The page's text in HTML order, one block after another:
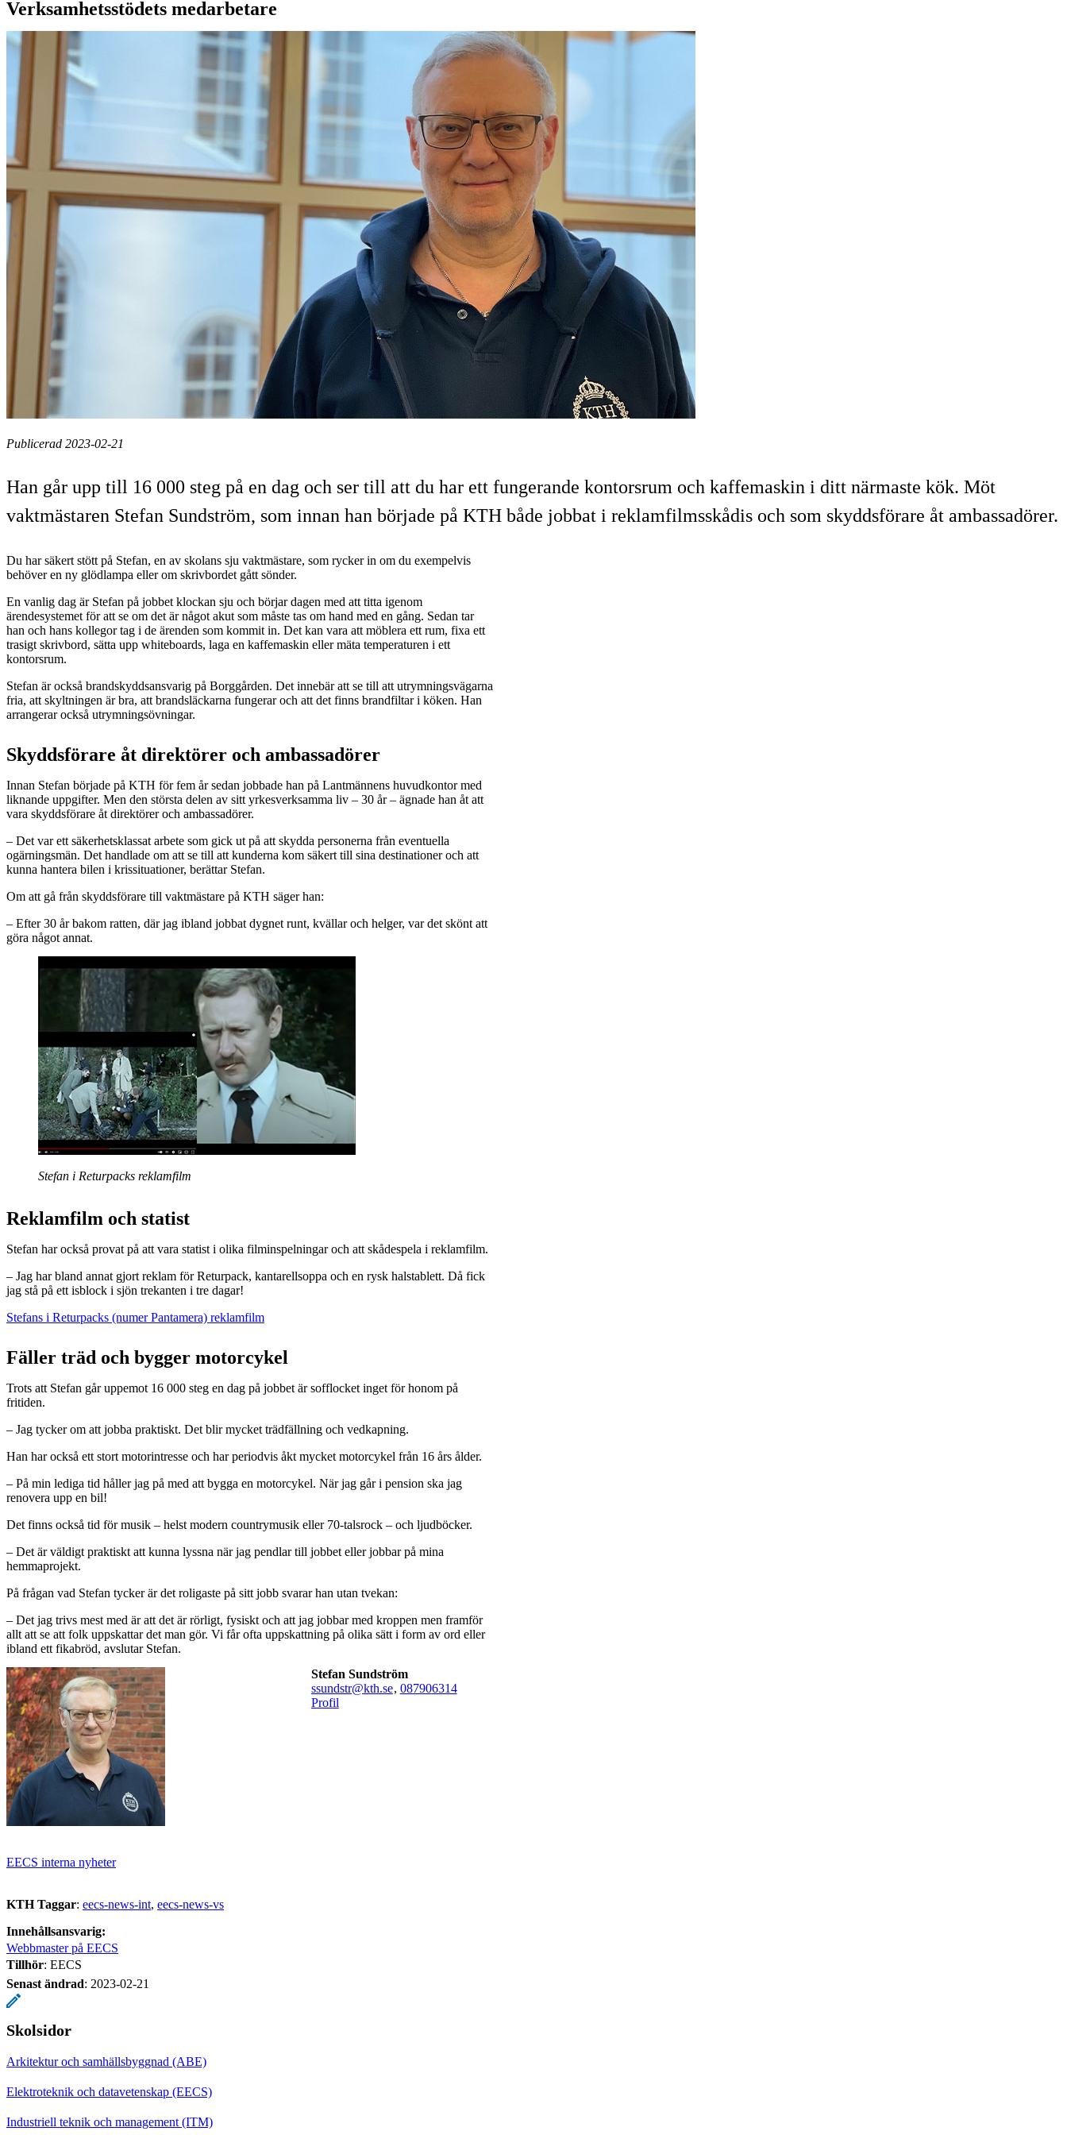
Verksamhetsstödets medarbetare
Publicerad 2023-02-21
Han går upp till 16 000 steg på en dag och ser till att du har ett fungerande kontorsrum och kaffemaskin i ditt närmaste kök. Möt
vaktmästaren Stefan Sundström, som innan han började på KTH både jobbat i reklamfilmsskådis och som skyddsförare åt ambassadörer.
Du har säkert stött på Stefan, en av skolans sju vaktmästare, som rycker in om du exempelvis
behöver en ny glödlampa eller om skrivbordet gått sönder.
En vanlig dag är Stefan på jobbet klockan sju och börjar dagen med att titta igenom
ärendesystemet för att se om det är något akut som måste tas om hand med en gång. Sedan tar
han och hans kollegor tag i de ärenden som kommit in. Det kan vara att möblera ett rum, fixa ett
trasigt skrivbord, sätta upp whiteboards, laga en kaffemaskin eller mäta temperaturen i ett
kontorsrum.
Stefan är också brandskyddsansvarig på Borggården. Det innebär att se till att utrymningsvägarna
fria, att skyltningen är bra, att brandsläckarna fungerar och att det finns brandfiltar i köken. Han
arrangerar också utrymningsövningar.
Skyddsförare åt direktörer och ambassadörer
Innan Stefan började på KTH för fem år sedan jobbade han på Lantmännens huvudkontor med
liknande uppgifter. Men den största delen av sitt yrkesverksamma liv – 30 år – ägnade han åt att
vara skyddsförare åt direktörer och ambassadörer.
– Det var ett säkerhetsklassat arbete som gick ut på att skydda personerna från eventuella
ogärningsmän. Det handlade om att se till att kunderna kom säkert till sina destinationer och att
kunna hantera bilen i krissituationer, berättar Stefan.
Om att gå från skyddsförare till vaktmästare på KTH säger han:
– Efter 30 år bakom ratten, där jag ibland jobbat dygnet runt, kvällar och helger, var det skönt att
göra något annat.
Stefan i Returpacks reklamfilm
Reklamfilm och statist
Stefan har också provat på att vara statist i olika filminspelningar och att skådespela i reklamfilm.
– Jag har bland annat gjort reklam för Returpack, kantarellsoppa och en rysk halstablett. Då fick
jag stå på ett isblock i sjön trekanten i tre dagar!
Stefans i Returpacks (numer Pantamera) reklamfilm
Fäller träd och bygger motorcykel
Trots att Stefan går uppemot 16 000 steg en dag på jobbet är sofflocket inget för honom på
fritiden.
– Jag tycker om att jobba praktiskt. Det blir mycket trädfällning och vedkapning.
Han har också ett stort motorintresse och har periodvis åkt mycket motorcykel från 16 års ålder.
– På min lediga tid håller jag på med att bygga en motorcykel. När jag går i pension ska jag
renovera upp en bil!
Det finns också tid för musik – helst modern countrymusik eller 70-talsrock – och ljudböcker.
– Det är väldigt praktiskt att kunna lyssna när jag pendlar till jobbet eller jobbar på mina
hemmaprojekt.
På frågan vad Stefan tycker är det roligaste på sitt jobb svarar han utan tvekan:
– Det jag trivs mest med är att det är rörligt, fysiskt och att jag jobbar med kroppen men framför
allt att se att folk uppskattar det man gör. Vi får ofta uppskattning på olika sätt i form av ord eller
ibland ett fikabröd, avslutar Stefan.
Stefan Sundström
ssundstr@kth.se, 087906314
Profil
EECS interna nyheter
KTH Taggar: eecs-news-int eecs-news-vs
Innehållsansvarig:
Webbmaster på EECS
Tillhör: EECS
Senast ändrad: 2023-02-21
Skolsidor
Arkitektur och samhällsbyggnad (ABE)
Elektroteknik och datavetenskap (EECS)
Industriell teknik och management (ITM)